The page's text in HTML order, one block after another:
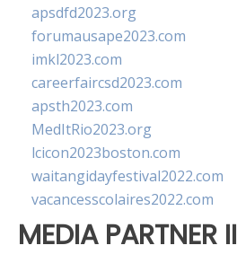
apsdfd2023.org
forumausape2023.com
imkl2023.com
careerfaircsd2023.com
apsth2023.com
MedItRio2023.org
lcicon2023boston.com
waitangidayfestival2022.com
vacancesscolaires2022.com
MEDIA PARTNER II